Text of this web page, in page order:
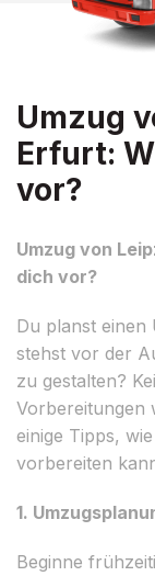
Umzug
Erfurt:
vor?
Umzug von
dich vor?
Du planst
stehst vor der
zu gestalten?
Vorbereitungen
einige Tipps,
vorbereiten
1.
Beginne